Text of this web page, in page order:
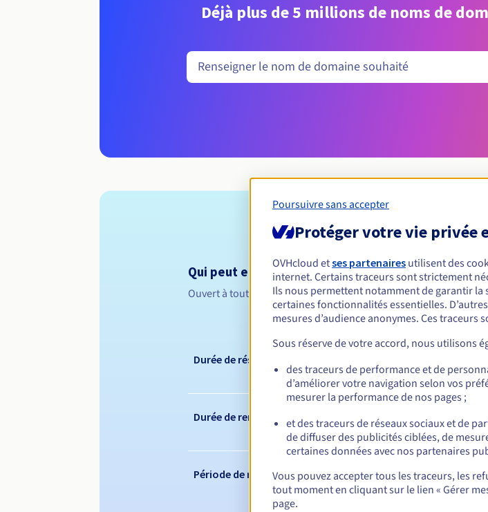
Déjà plus de 5 millions de noms de
Conditions
Qui peut enregistrer un .report ?
Ouvert à toutes les personnes physiques ou morales, sans
Règles de gestion
Durée de réservation
Durée de renouvellement
Période de rédemption
Poursuivre sans accepter
Protéger votre vie privée
OVHcloud etses partenaires utilisent des
internet. Certains traceurs sont strictement
Ils nous permettent notamment de garantir la
certaines fonctionnalités essentielles.
mesures d’audience anonymes. Ces traceurs
Sous réserve de votre accord, nous utilisons
des traceurs de performance et de
d’améliorer votre navigation selon vos
mesurer la performance de nos pages ;
et des traceurs de réseaux sociaux et de
de diffuser des publicités ciblées, de
certaines données avec nos partenaires
Vous pouvez accepter tous les traceurs, les
tout moment en cliquant sur le lien « Gérer
page.